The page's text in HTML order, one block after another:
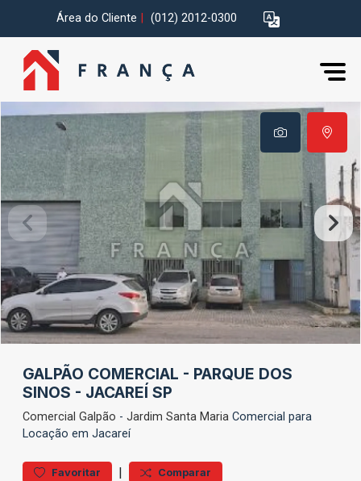
Área do Cliente (012) 2012-0300
GALPÃO COMERCIAL - PARQUE DOS
SINOS - JACAREÍ SP
Comercial Galpão - Jardim Santa Maria Comercial para
Locação em Jacareí
Favoritar | Comparar